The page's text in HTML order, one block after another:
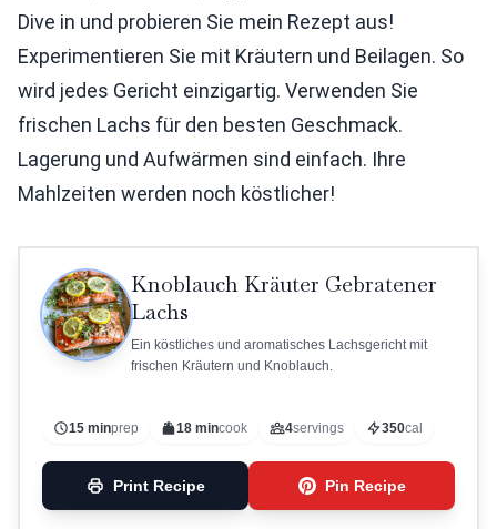
Dive in und probieren Sie mein Rezept aus!
Experimentieren Sie mit Kräutern und Beilagen. So
wird jedes Gericht einzigartig. Verwenden Sie
frischen Lachs für den besten Geschmack.
Lagerung und Aufwärmen sind einfach. Ihre
Mahlzeiten werden noch köstlicher!
Knoblauch Kräuter Gebratener
Lachs
Ein köstliches und aromatisches Lachsgericht mit
frischen Kräutern und Knoblauch.
15 minprep 18 mincook 4servings 350cal
Print Recipe Pin Recipe